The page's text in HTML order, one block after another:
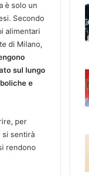
è solo un
Secondo
alimentari
di Milano,
sul lungo
e
per
si sentirà
rendono